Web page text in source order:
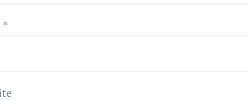
*